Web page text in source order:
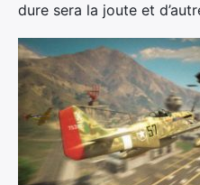
dure sera la joute et